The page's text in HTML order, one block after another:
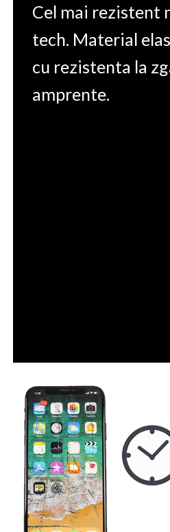
Cel mai rezistent
tech. Material
cu rezistenta la
amprente.